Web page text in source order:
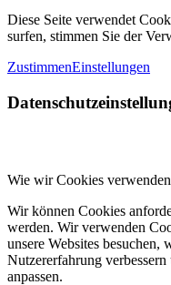
Diese Seite verwendet
surfen, stimmen Sie der
ZustimmenEinstellungen
Wie wir Cookies verwenden
Wir können Cookies
werden. Wir verwenden
unsere Websites besuchen,
Nutzererfahrung
anpassen.